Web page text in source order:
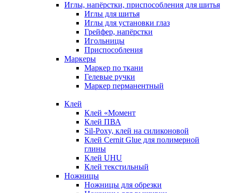
Иглы, напёрстки, приспособления для шитья
Иглы для шитья
Иглы для установки глаз
Грейфер, напёрстки
Игольницы
Приспособления
Маркеры
Маркер по ткани
Гелевые ручки
Маркер перманентный
Клей
Клей «Момент
Клей ПВА
Sil-Poxy, клей на силиконовой
Клей Cernit Glue для полимерной
глины
Клей UHU
Клей текстильный
Ножницы
Ножницы для обрезки